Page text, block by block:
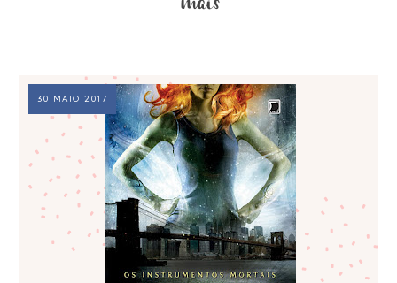
30 MAIO 2017